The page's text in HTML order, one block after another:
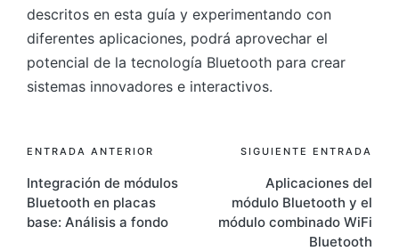
descritos en esta guía y experimentando con
diferentes aplicaciones, podrá aprovechar el
potencial de la tecnología Bluetooth para crear
sistemas innovadores e interactivos.
Navegación
de
entradas
ENTRADA ANTERIOR
Integración de módulos
Bluetooth en placas
base: Análisis a fondo
SIGUIENTE ENTRADA
Aplicaciones del
módulo Bluetooth y el
módulo combinado WiFi
Bluetooth